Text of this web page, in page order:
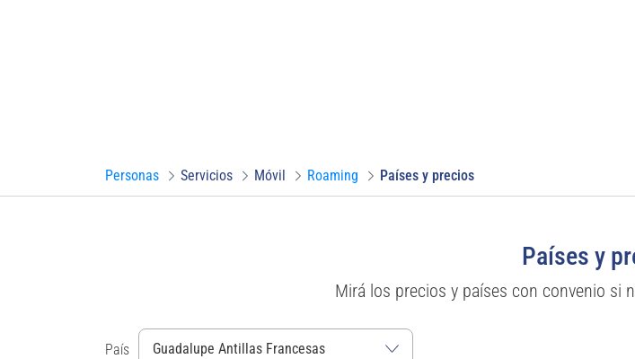
Personas Servicios Móvil Roaming Países y precios
Países y
Mirá los precios y países con convenio si
País